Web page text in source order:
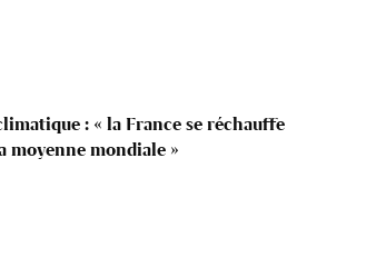
: « la France se réchauffe
moyenne mondiale »